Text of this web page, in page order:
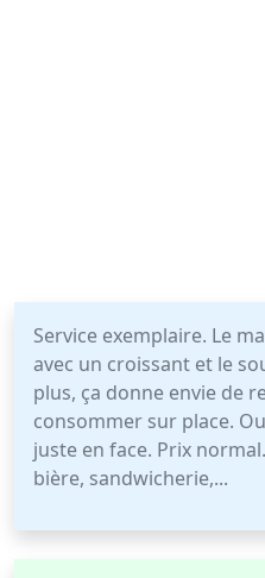
Service exemplaire. Le
avec un croissant et le
plus, ça donne envie de
consommer sur place.
juste en face. Prix
bière, sandwicherie,...